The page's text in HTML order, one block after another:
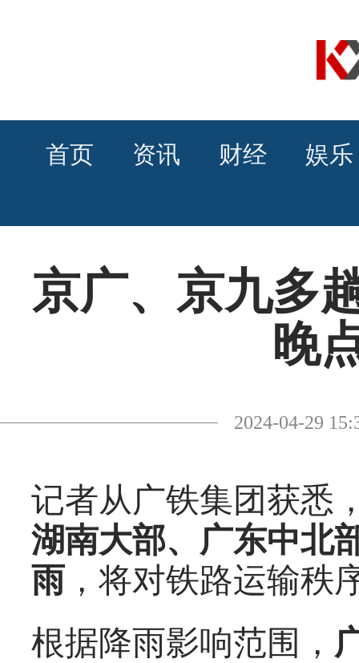
首页 资讯 财经 娱乐
京广、京九多
晚
2024-04-29
记者从广铁集团获悉
湖南大部、广东中北
雨 ，将对铁路运输秩
根据降雨影响范围，